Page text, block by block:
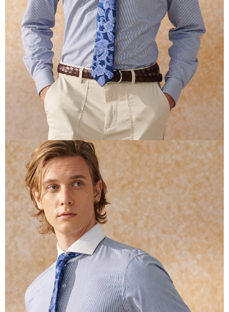
三、利用規約「AFTEE代金後払い」（以下当サービスという）はネットプ
ロテクションズ（以下 AFTEE という）が提供し、AFTEEが代金を徴収し
ます。当サービスご利用の際に提供しなければならない個人情報（注文者
の氏名、電話番号、受取人の氏名、電話番号、受取人住所を含むがこれに
限らない）は、AFTEEに渡され当サービスで必要な範囲内で利用されま
す。AFTEEの個人情報の収集、処理、利用について、詳細はAFTEE公式ホ
ームページの『個人情報の収集、処理及び利用に関する声明』をご参照く
ださい（https://aftee.tw/privacypolicy/）。
AFTEEの初回ご利用の際に、審査を通過すれば、最高額がNT$10,000にな
ります。支払い期限を過ぎた場合、その金額に基づいて年利20%の遅延滞
納金が加算されます。未成年の利用者は、事前に法定代理人または後見人
の同意を得ればAFTEEをご利用いただけます。
個人情報の処理、利用について疑問がある、または関連する法律の権利を
行使したい場合は、ネットプロテクションズcs_tw@netprotections.co.jp
にご連絡ください。上記に示した個人情報を、必要な購入注文書とあわせ
てAFTEEにご提供いただく、またはAFTEEにあなたの個人情報の収集、処
理、利用を許可することににご同意いただけない場合は、当サービスを選
択しないでください。